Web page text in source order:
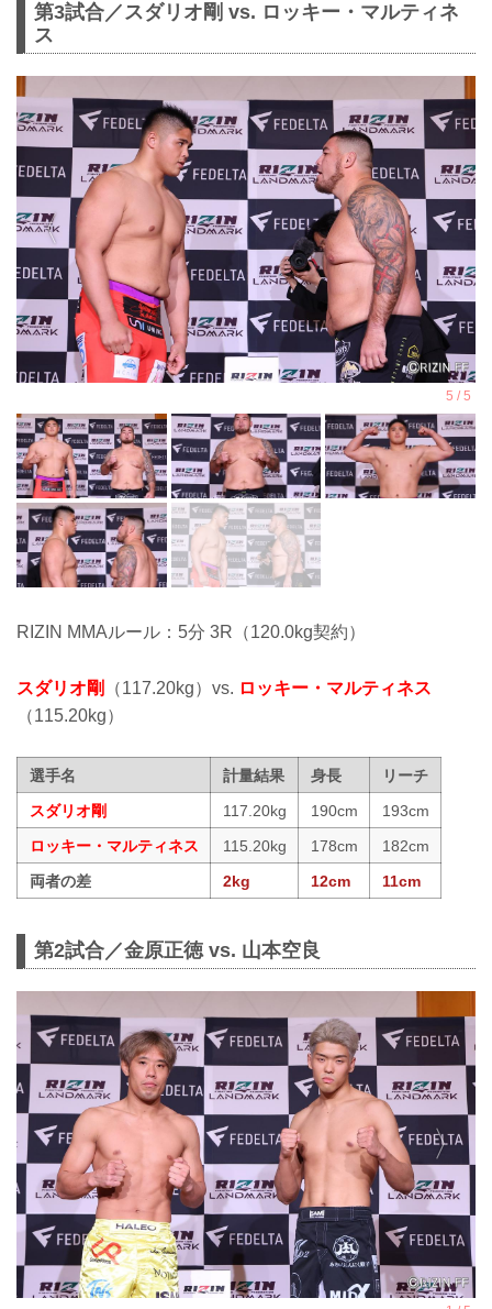
第3試合／スダリオ剛 vs. ロッキー・マルティネ
ス
RIZIN MMAルール：5分 3R（120.0kg契約）
スダリオ剛 （117.20kg）vs. ロッキー・マルティネス
（115.20kg）
選手名 計量結果 身長
リーチ
スダリオ剛
117.20kg 190cm
193cm
ロッキー・マルティネス
115.20kg 178cm
182cm
両者の差
2kg 12cm 11cm
第2試合／金原正徳 vs. 山本空良